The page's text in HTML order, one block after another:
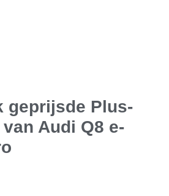
geprijsde Plus-
Audi Q8 e-